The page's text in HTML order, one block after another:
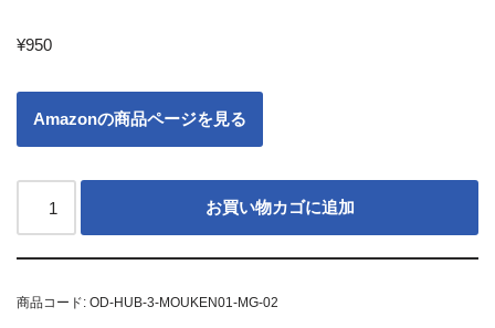
¥950
Amazonの商品ページを見る
お買い物カゴに追加
商品コード: OD-HUB-3-MOUKEN01-MG-02